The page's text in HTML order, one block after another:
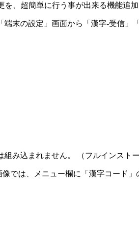
、超簡単に行う事が出来る機能追
末の設定」画面から「漢字-受信」
み込まれません。 （フルインスト
では、メニュー欄に「漢字コード